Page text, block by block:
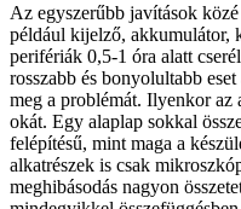
Az egyszerűbb javítások
például kijelző, akkumulátor,
perifériák 0,5-1 óra alatt
rosszabb és bonyolultabb
meg a problémát. Ilyenkor az
okát. Egy alaplap sokkal
felépítésű, mint maga a
alkatrészek is csak
meghibásodás nagyon